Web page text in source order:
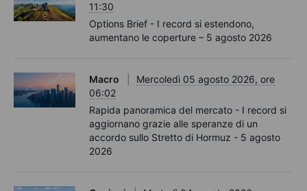
11:30
Options Brief - I record si estendono,
aumentano le coperture – 5 agosto 2026
Macro
Mercoledì 05 agosto 2026, ore
06:02
Rapida panoramica del mercato - I record si
aggiornano grazie alle speranze di un
accordo sullo Stretto di Hormuz - 5 agosto
2026